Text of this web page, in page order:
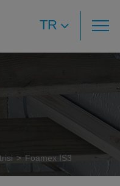
TR
Foamex IS3